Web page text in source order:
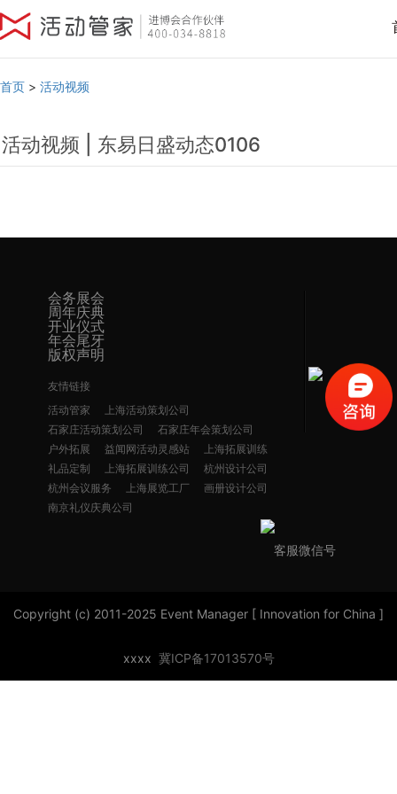
首页 > 活动视频
活动视频 | 东易日盛动态0106
会务展会
周年庆典
开业仪式
年会尾牙
版权声明
友情链接
活动管家
上海活动策划公司
石家庄活动策划公司
石家庄年会策划公司
户外拓展
益闻网活动灵感站
上海拓展训练
礼品定制
上海拓展训练公司
杭州设计公司
杭州会议服务
上海展览工厂
画册设计公司
南京礼仪庆典公司
客服微信号
Copyright (c) 2011-2025 Event Manager [ Innovation for China ]
xxxx 冀ICP备17013570号